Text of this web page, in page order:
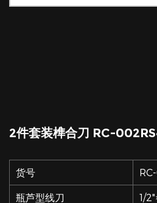
2件套装榫合刀 RC-
货号
瓶芦型线刀 1/